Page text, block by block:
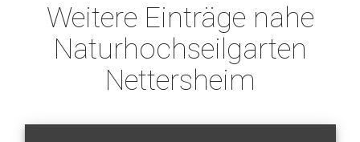
Weitere Einträge nahe
Naturhochseilgarten
Nettersheim